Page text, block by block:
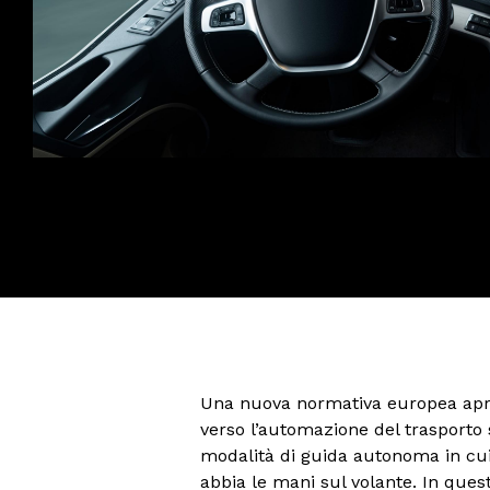
Una nuova normativa europea
verso l’automazione del
modalità di guida autonoma in
abbia le mani sul volante. In